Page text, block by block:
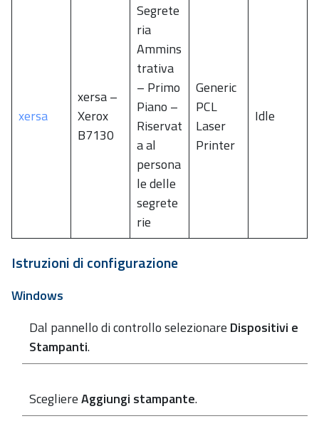
xersa
xersa –
Xerox
B7130
Segrete
ria
Ammins
trativa
– Primo
Piano –
Riservat
a al
persona
le delle
segrete
rie
Generic
PCL
Laser
Printer
Idle
Istruzioni di configurazione
Windows
Dal pannello di controllo selezionare Dispositivi e
Stampanti.
ScegliereAggiungi stampante.